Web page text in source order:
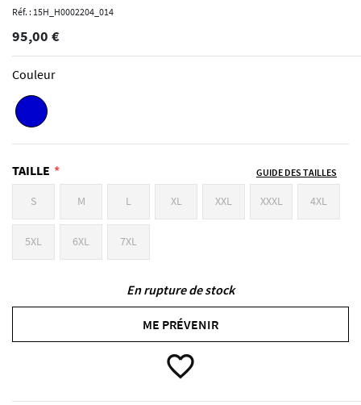
Réf. : 15H_H0002204_014
95,00 €
Couleur
TAILLE GUIDE DES TAILLES
S M L XL XXL XXXL 4XL
5XL 6XL 7XL
En rupture de stock
ME PRÉVENIR
favorite_border